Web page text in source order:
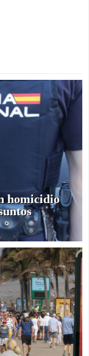
homicidio